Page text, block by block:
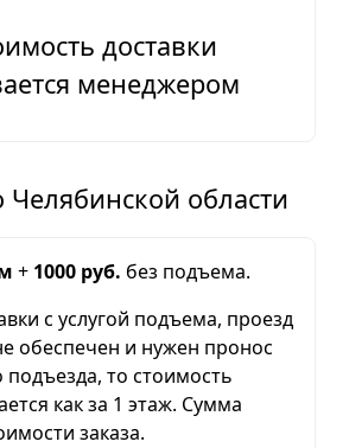
доставки
менеджером
Челябинской области
+ 1000 руб. без подъема.
с услугой подъема, проезд
обеспечен и нужен пронос
то стоимость
как за 1 этаж. Сумма
заказа.